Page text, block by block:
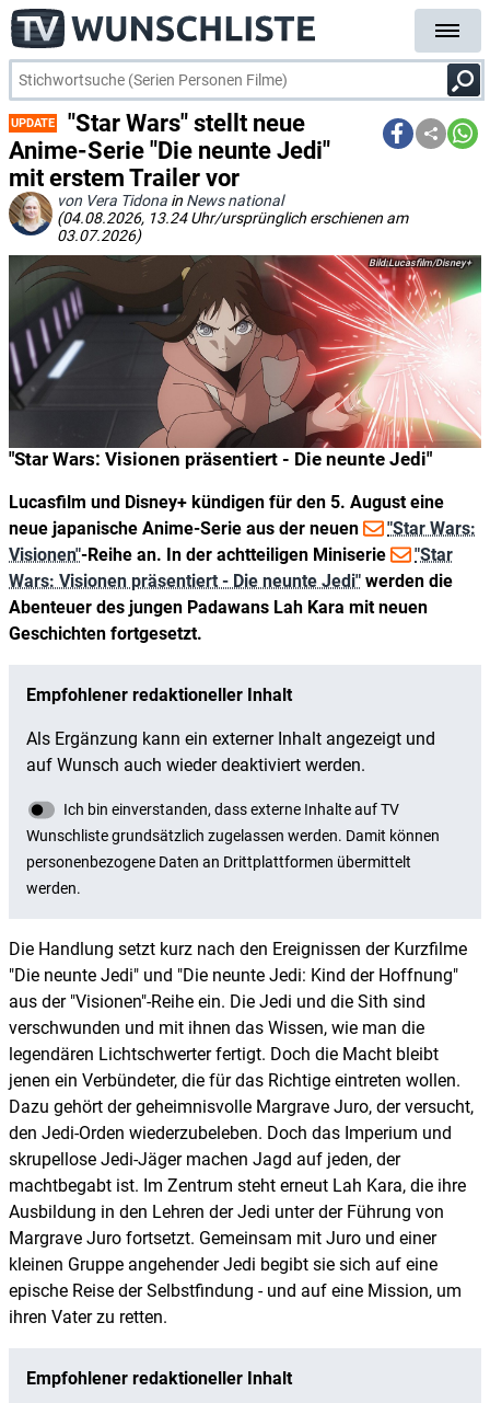
UPDATE
"Star Wars" stellt neue
Anime-Serie "Die neunte Jedi"
mit erstem Trailer vor
von Vera Tidona in News national
(04.08.2026, 13.24 Uhr/ursprünglich erschienen am
03.07.2026)
"Star Wars: Visionen präsentiert - Die neunte Jedi"
Lucasfilm/Disney+
Lucasfilm und Disney+ kündigen für den 5. August eine
neue japanische Anime-Serie aus der neuen
"Star Wars:
Visionen"-Reihe an. In der achtteiligen Miniserie
"Star
Wars: Visionen präsentiert - Die neunte Jedi" werden die
Abenteuer des jungen Padawans Lah Kara mit neuen
Geschichten fortgesetzt.
Die Handlung setzt kurz nach den Ereignissen der Kurzfilme
"Die neunte Jedi" und "Die neunte Jedi: Kind der Hoffnung"
aus der "Visionen"-Reihe ein. Die Jedi und die Sith sind
verschwunden und mit ihnen das Wissen, wie man die
legendären Lichtschwerter fertigt. Doch die Macht bleibt
jenen ein Verbündeter, die für das Richtige eintreten wollen.
Dazu gehört der geheimnisvolle Margrave Juro, der versucht,
den Jedi-Orden wiederzubeleben. Doch das Imperium und
skrupellose Jedi-Jäger machen Jagd auf jeden, der
machtbegabt ist. Im Zentrum steht erneut Lah Kara, die ihre
Ausbildung in den Lehren der Jedi unter der Führung von
Margrave Juro fortsetzt. Gemeinsam mit Juro und einer
kleinen Gruppe angehender Jedi begibt sie sich auf eine
epische Reise der Selbstfindung - und auf eine Mission, um
ihren Vater zu retten.